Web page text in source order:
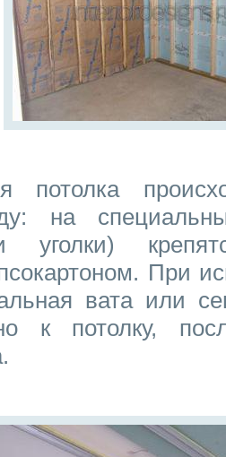
потолка
на
уголки)
При
вата или
к потолку,